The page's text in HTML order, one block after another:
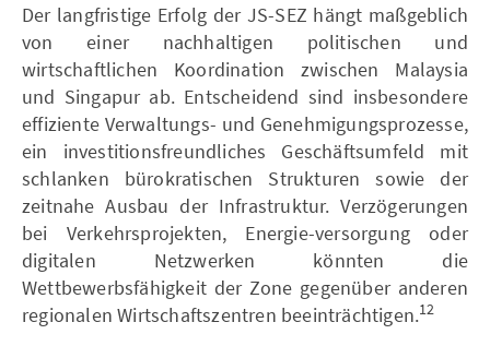
Der langfristige Erfolg der JS-SEZ hängt maßgeblich
von einer nachhaltigen politischen und
wirtschaftlichen Koordination zwischen Malaysia
und Singapur ab. Entscheidend sind insbesondere
effiziente Verwaltungs- und Genehmigungsprozesse,
ein investitionsfreundliches Geschäftsumfeld mit
schlanken bürokratischen Strukturen sowie der
zeitnahe Ausbau der Infrastruktur. Verzögerungen
bei Verkehrsprojekten, Energie-versorgung oder
digitalen Netzwerken könnten die
Wettbewerbsfähigkeit der Zone gegenüber anderen
regionalen Wirtschaftszentren beeinträchtigen.12